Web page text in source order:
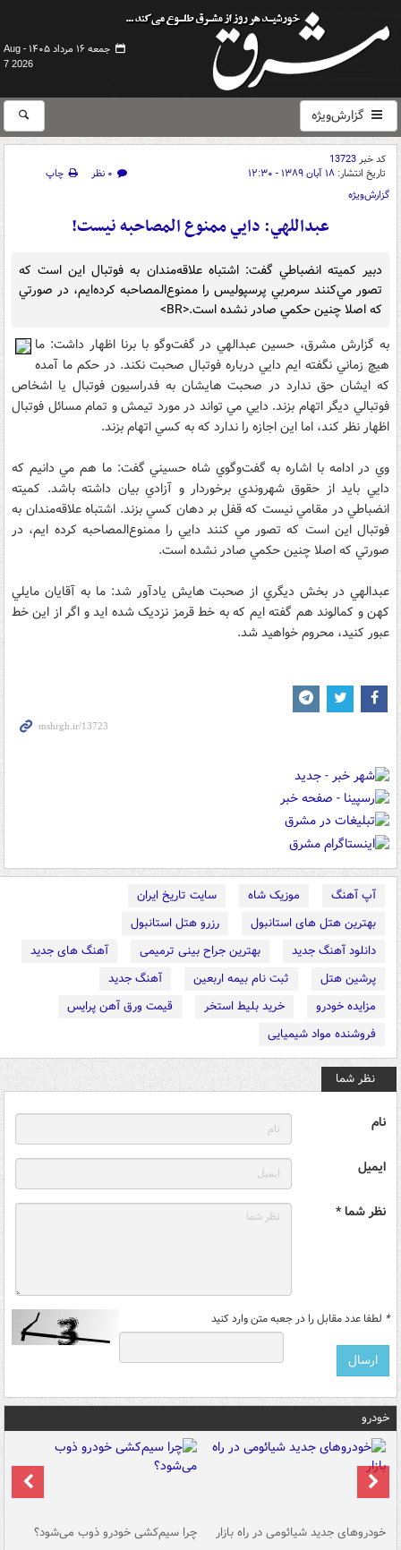
جمعه ۱۶ مرداد ۱۴۰۵ -
Aug
7 2026
گزارش‌ویژه
کد خبر13723
تاریخ انتشار: ۱۸ آبان ۱۳۸۹ - ۱۲:۳۰ ۰ نظر
چاپ
گزارش‌ویژه
عبداللهي: دايي ممنوع المصاحبه نيست!
دبير کميته انضباطي گفت: اشتباه علاقه‌مندان به فوتبال اين است که
تصور مي‌کنند سرمربي پرسپوليس را ممنوع‌المصاحبه کرده‌ايم، در صورتي
که اصلا چنين حکمي صادر نشده است.<BR>
به گزارش مشرق، حسين عبدالهي در گفت‌وگو با برنا اظهار داشت: ما
هيچ زماني نگفته ايم دايي درباره فوتبال صحبت نکند. در حکم ما آمده
که ايشان حق ندارد در صحبت هايشان به فدراسيون فوتبال يا اشخاص
فوتبالي ديگر اتهام بزند. دايي مي تواند در مورد تيمش و تمام مسائل فوتبال
اظهار نظر کند، اما اين اجازه را ندارد که به کسي اتهام بزند.
وي در ادامه با اشاره به گفت‌وگوي شاه حسيني گفت: ما هم مي دانيم که
دايي بايد از حقوق شهروندي برخوردار و آزادي بيان داشته باشد. کميته
انضباطي در مقامي نيست که قفل بر دهان کسي بزند. اشتباه علاقه‌مندان به
فوتبال اين است که تصور مي کنند دايي را ممنوع‌المصاحبه کرده ايم، در
صورتي که اصلا چنين حکمي صادر نشده است.
عبدالهي در بخش ديگري از صحبت هايش يادآور شد: ما به آقايان مايلي
کهن و کمالوند هم گفته ايم که به خط قرمز نزديک شده ايد و اگر از اين خط
عبور کنيد، محروم خواهيد شد.
آپ آهنگ موزیک شاه
سایت تاریخ ایران
بهترین هتل های استانبول
رزرو هتل استانبول
دانلود آهنگ جدید
بهترین جراح بینی ترمیمی
آهنگ های جدید
پرشین هتل
ثبت نام بیمه اربعین
آهنگ جدید
مزایده خودرو
خرید بلیط استخر
قیمت ورق آهن پرایس
فروشنده مواد شیمیایی
نظر شما
نام
ایمیل
نظر شما *
* لطفا عدد مقابل را در جعبه متن وارد کنید
خودرو
خودروهای جدید شیائومی در راه بازار چرا سیم‌کشی خودرو ذوب می‌شود؟